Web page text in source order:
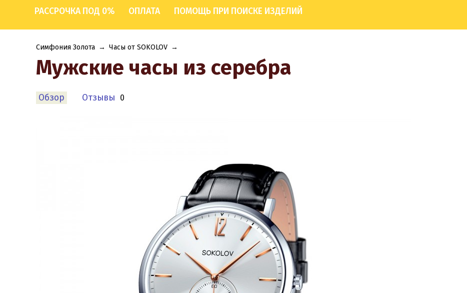
РАССРОЧКА ПОД 0%
ОПЛАТА ПОМОЩЬ ПРИ ПОИСКЕ ИЗДЕЛИЙ
Симфония Золота → Часы от SOKOLOV →
Мужские часы из серебра
Обзор Отзывы 0